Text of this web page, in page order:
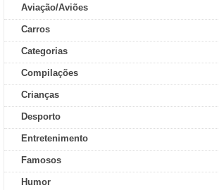
Aviação/Aviões
Carros
Categorias
Compilações
Crianças
Desporto
Entretenimento
Famosos
Humor